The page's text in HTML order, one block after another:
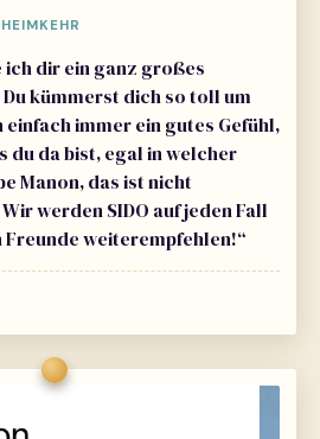
dir ein ganz großes
kümmerst dich so toll um
einfach immer ein gutes Gefühl,
du da bist, egal in welcher
Manon, das ist nicht
werden SIDO auf jeden Fall
weiterempfehlen!“